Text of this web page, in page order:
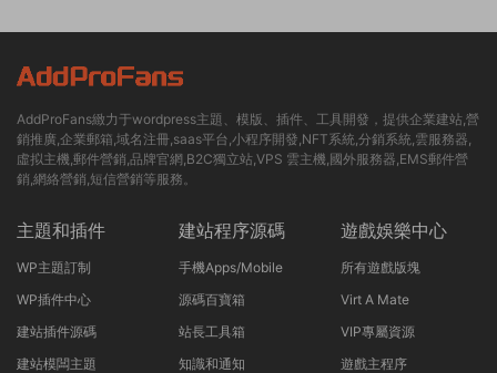
AddProFans緻力于wordpress主題、模版、插件、工具開發，提供企業建站,營
銷推廣,企業郵箱,域名注冊,saas平台,小程序開發,NFT系統,分銷系統,雲服務器,
虛拟主機,郵件營銷,品牌官網,B2C獨立站,VPS 雲主機,國外服務器,EMS郵件營
銷,網絡營銷,短信營銷等服務。
主題和插件
WP主題訂制
WP插件中心
建站插件源碼
建站模闆主題
建站程序源碼
手機Apps/Mobile
源碼百寶箱
站長工具箱
知識和通知
遊戲娛樂中心
所有遊戲版塊
Virt A Mate
VIP專屬資源
遊戲主程序